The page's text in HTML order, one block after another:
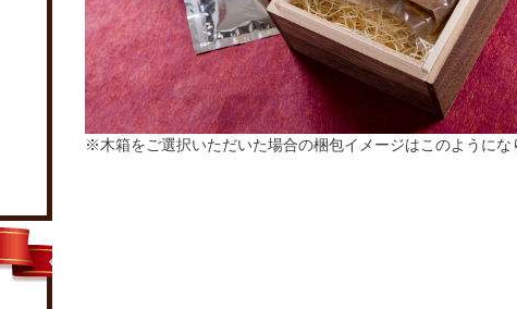
※木箱をご選択いただいた場合の梱包イメージはこのようにな